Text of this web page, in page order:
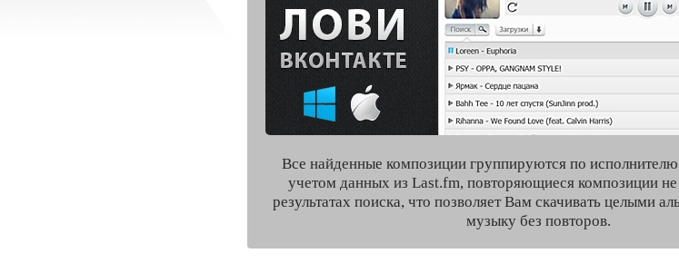
Все найденные композиции группируются по
учетом данных из Last.fm, повторяющиеся композиции
результатах поиска, что позволяет Вам скачивать целыми
музыку без повторов.